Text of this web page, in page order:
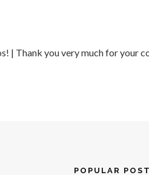
| Thank you very much for your
POPULAR